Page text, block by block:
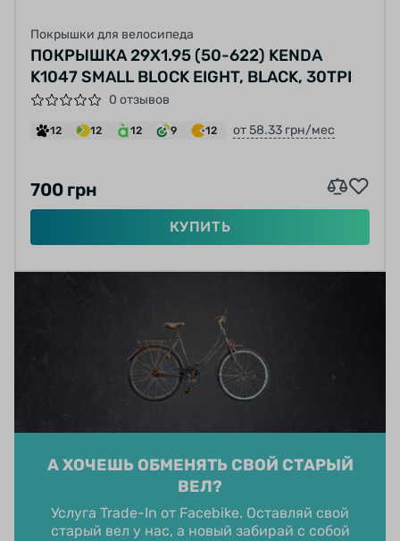
Покрышки для велосипеда
ПОКРЫШКА 29X1.95 (50-622) KENDA
K1047 SMALL BLOCK EIGHT, BLACK, 30TPI
0 отзывов
12 12 12 9 12 от 58.33 грн/мес
700 грн
КУПИТЬ
А ХОЧЕШЬ ОБМЕНЯТЬ СВОЙ СТАРЫЙ
ВЕЛ?
Услуга Trade-In от Facebike. Оставляй свой
старый вел у нас, а новый забирай с собой